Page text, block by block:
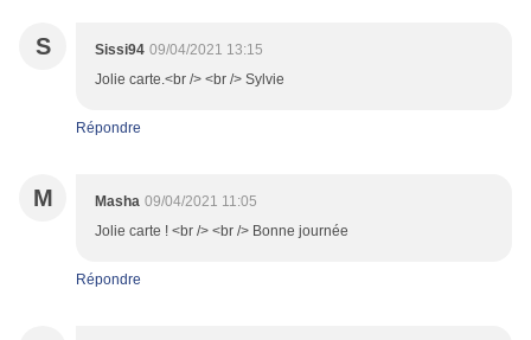
S Sissi94 09/04/2021 13:15
Jolie carte.<br /> <br /> Sylvie
Répondre
M Masha 09/04/2021 11:05
Jolie carte ! <br /> <br /> Bonne journée
Répondre